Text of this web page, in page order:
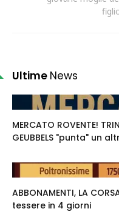
Ultime News
MERCATO ROVENTE!
GEUBBELS "punta" un
ABBONAMENTI, LA
tessere in 4 giorni